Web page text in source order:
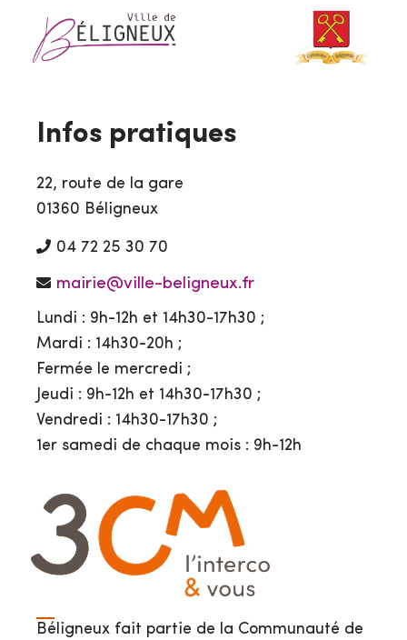
Infos pratiques
22, route de la gare
01360 Béligneux
04 72 25 30 70
mairie@ville-beligneux.fr
Lundi : 9h-12h et 14h30-17h30 ;
Mardi : 14h30-20h ;
Fermée le mercredi ;
Jeudi : 9h-12h et 14h30-17h30 ;
Vendredi : 14h30-17h30 ;
1er samedi de chaque mois : 9h-12h
Béligneux fait partie de la Communauté de